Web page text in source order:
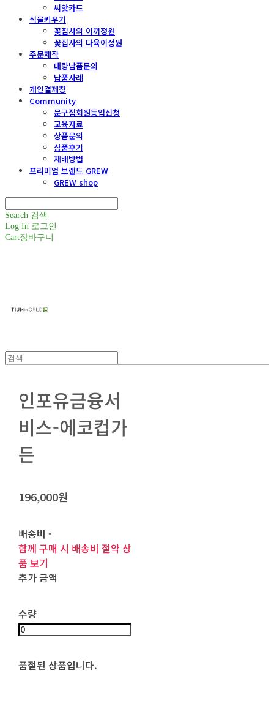
씨앗카드
식물키우기
꽃집사의 이끼정원
꽃집사의 다육이정원
주문제작
대량납품문의
납품사례
개인결제창
Community
문구점회원등업신청
교육자료
상품문의
상품후기
재배방법
프리미엄 브랜드 GREW
GREW shop
Search 검색
Log In 로그인
Cart장바구니
인포유금융서
비스-에코컵가
든
196,000원
배송비 -
함께 구매 시 배송비 절약 상
품 보기
추가 금액
수량
품절된 상품입니다.